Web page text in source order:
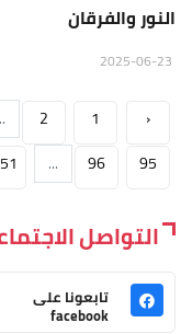
النور والفرقان
‹
1
2
95
96
...
التواصل
تابعونا على
facebook